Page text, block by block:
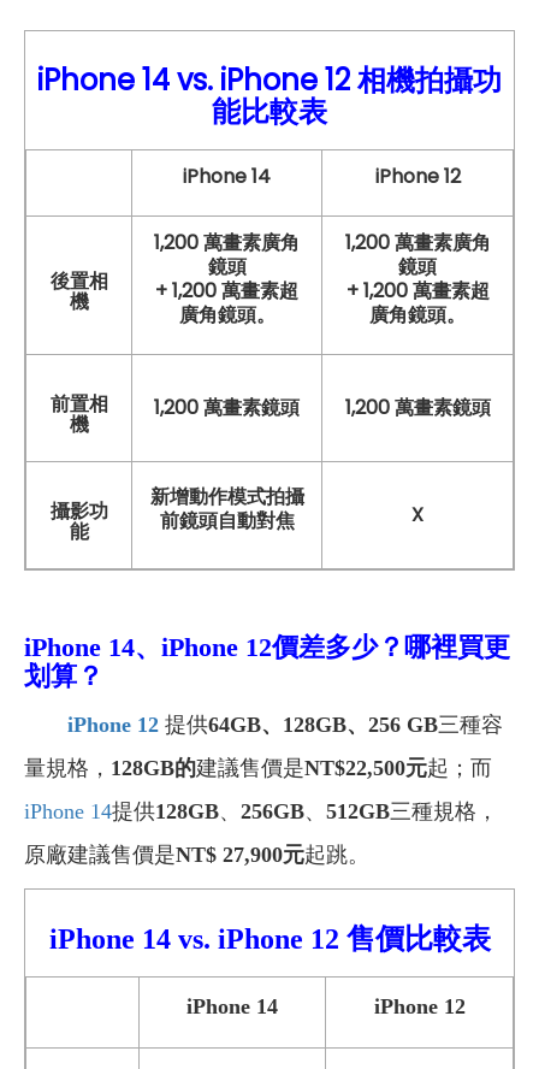
iPhone 14 vs. iPhone12相機拍攝功
能比較表
iPhone 14 iPhone 12
後置相
機
1,200 萬畫素廣角
鏡頭
+ 1,200 萬畫素超
廣角鏡頭。
1,200 萬畫素廣角
鏡頭
+ 1,200 萬畫素超
廣角鏡頭。
前置相
機
1,200 萬畫素鏡頭 1,200 萬畫素鏡頭
攝影功
能
新增動作模式拍攝
前鏡頭自動對焦
X
iPhone 14、iPhone 12價差多少？哪裡買更
划算？
iPhone 12 提供64GB、128GB、256 GB三種容
量規格， 128GB的建議售價是NT$22,500元起；而
iPhone 14提供128GB、 256GB、 512GB三種規格，
原廠建議售價是NT$ 27,900元起跳。
iPhone 14 vs. iPhone 12 售價比較表
iPhone 14 iPhone 12